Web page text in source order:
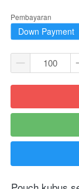
Pembayaran
Down Payment